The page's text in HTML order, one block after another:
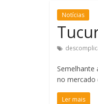
Notícias
Semelhante
no mercado
Ler mais